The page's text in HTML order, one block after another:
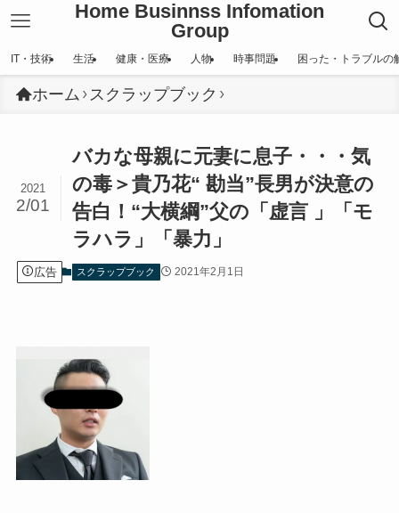
Home Businnss Infomation
Group
IT・技術 生活 健康・医療 人物 時事問題 困った・トラブルの
ホーム スクラップブック
バカな母親に元妻に息子・・・気
の毒＞貴乃花“ 勘当”長男が決意の
告白！“大横綱”父の「虚言 」「モ
ラハラ」「暴力」
2021
2/01
広告 スクラップブック 2021年2月1日